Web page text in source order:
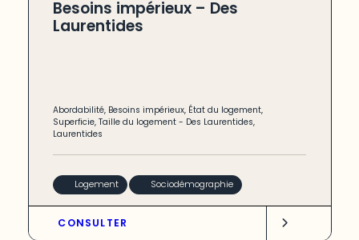
Besoins impérieux – Des
Laurentides
Abordabilité, Besoins impérieux, État du logement,
Superficie,Taille du logement - Des Laurentides,
Laurentides
Logement Sociodémographie
CONSULTER